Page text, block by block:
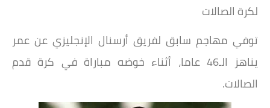
لكرة الصالات
توفي مهاجم سابق لفريق أرسنال الإنجليزي عن عمر
يناهز الـ46 عاما، أثناء خوضه مباراة في كرة قدم
الصالات.